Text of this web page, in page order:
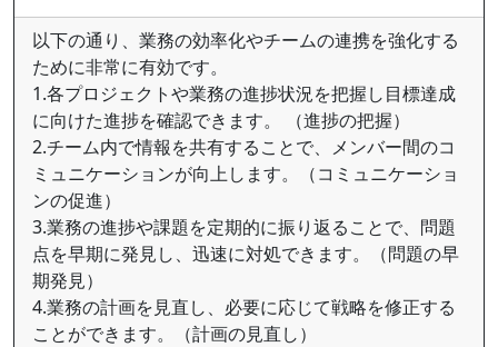
以下の通り、業務の効率化やチームの連携を強化する
ために非常に有効です。
1.各プロジェクトや業務の進捗状況を把握し目標達成
に向けた進捗を確認できます。 （進捗の把握）
2.チーム内で情報を共有することで、メンバー間のコ
ミュニケーションが向上します。（コミュニケーショ
ンの促進）
3.業務の進捗や課題を定期的に振り返ることで、問題
点を早期に発見し、迅速に対処できます。（問題の早
期発見）
4.業務の計画を見直し、必要に応じて戦略を修正する
ことができます。（計画の見直し）